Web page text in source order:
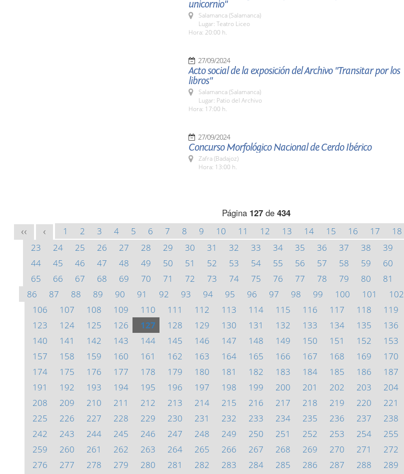
unicornio"
Salamanca (Salamanca)
Lugar: Teatro Liceo
Hora: 20:00 h.
27/09/2024
Acto social de la exposición del Archivo "Transitar por los
libros"
Salamanca (Salamanca)
Lugar: Patio del Archivo
Hora: 17:00 h.
27/09/2024
Concurso Morfológico Nacional de Cerdo Ibérico
Zafra (Badajoz)
Hora: 13:00 h.
Página 127de 434
<< < 1 2 3 4 5 6 7 8 9 10 11 12 13 14 15 16 17 18
23
24 25 26 27 28 29 30 31 32 33 34 35 36 37 38 39
44
45 46 47 48 49 50 51 52 53 54 55 56 57 58 59 60
65
66 67 68 69 70 71 72 73 74 75 76 77 78 79 80 81
86
87 88 89 90 91 92 93 94 95 96 97 98 99 100 101 102
106
107 108 109 110 111 112 113 114 115 116 117 118 119
123
124 125 126 127 128 129 130 131 132 133 134 135 136
140
141 142 143 144 145 146 147 148 149 150 151 152 153
157
158 159 160 161 162 163 164 165 166 167 168 169 170
174
175 176 177 178 179 180 181 182 183 184 185 186 187
191
192 193 194 195 196 197 198 199 200 201 202 203 204
208
209 210 211 212 213 214 215 216 217 218 219 220 221
225
226 227 228 229 230 231 232 233 234 235 236 237 238
242
243 244 245 246 247 248 249 250 251 252 253 254 255
259
260 261 262 263 264 265 266 267 268 269 270 271 272
276
277 278 279 280 281 282 283 284 285 286 287 288 289